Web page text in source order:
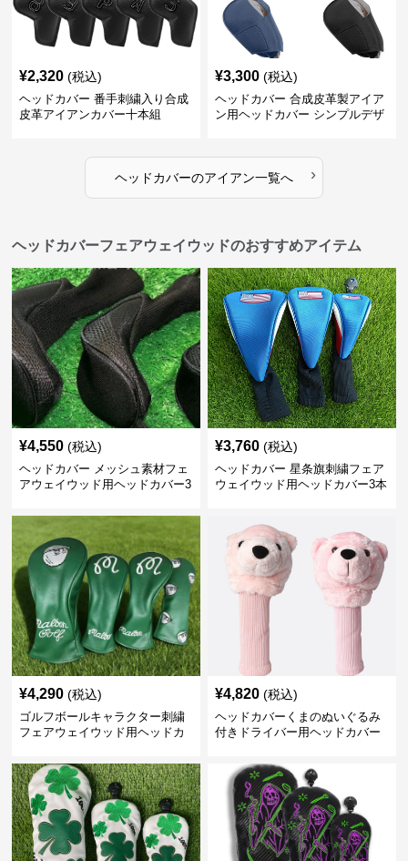
¥2,320 (税込)
ヘッドカバー 番手刺繍入り合成
皮革アイアンカバー十本組
¥3,300 (税込)
ヘッドカバー 合成皮革製アイア
ン用ヘッドカバー シンプルデザ
ヘッドカバーのアイアン一覧へ ›
ヘッドカバーフェアウェイウッドのおすすめアイテム
¥4,550 (税込)
ヘッドカバー メッシュ素材フェ
アウェイウッド用ヘッドカバー3
¥3,760 (税込)
ヘッドカバー 星条旗刺繍フェア
ウェイウッド用ヘッドカバー3本
¥4,290 (税込)
ゴルフボールキャラクター刺繍
フェアウェイウッド用ヘッドカ
¥4,820 (税込)
ヘッドカバーくまのぬいぐるみ
付きドライバー用ヘッドカバー